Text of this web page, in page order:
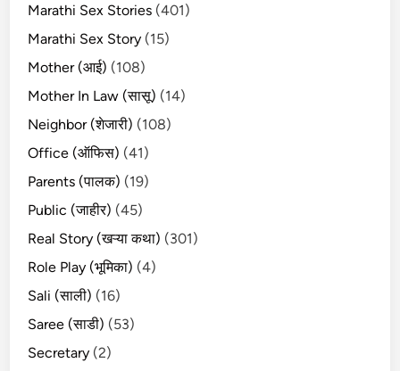
Marathi Sex Stories (401)
Marathi Sex Story (15)
Mother (आई) (108)
Mother In Law (सासू) (14)
Neighbor (शेजारी) (108)
Office (ऑफिस) (41)
Parents (पालक) (19)
Public (जाहीर) (45)
Real Story (खऱ्या कथा) (301)
Role Play (भूमिका) (4)
Sali (साली) (16)
Saree (साडी) (53)
Secretary (2)